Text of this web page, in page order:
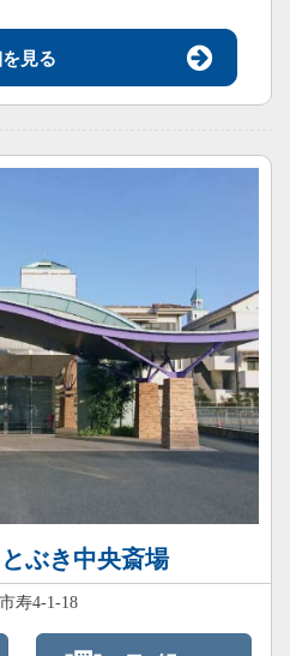
見る
ぶき中央斎場
寿4-1-18